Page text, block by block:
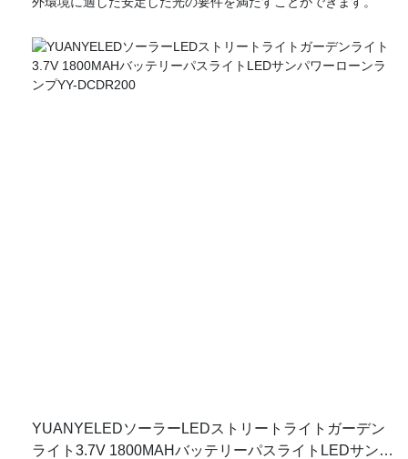
YUANYELEDソーラーLEDストリートライトガーデン
ライト3.7V 1800MAHバッテリーパスライトLEDサンパ